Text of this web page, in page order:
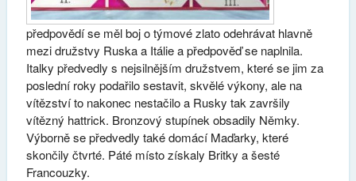
předpovědí se měl boj o týmové zlato odehrávat hlavně
mezi družstvy Ruska a Itálie a předpověď se naplnila.
Italky předvedly s nejsilnějším družstvem, které se jim za
poslední roky podařilo sestavit, skvělé výkony, ale na
vítězství to nakonec nestačilo a Rusky tak završily
vítězný hattrick. Bronzový stupínek obsadily Němky.
Výborně se předvedly také domácí Maďarky, které
skončily čtvrté. Páté místo získaly Britky a šesté
Francouzky.